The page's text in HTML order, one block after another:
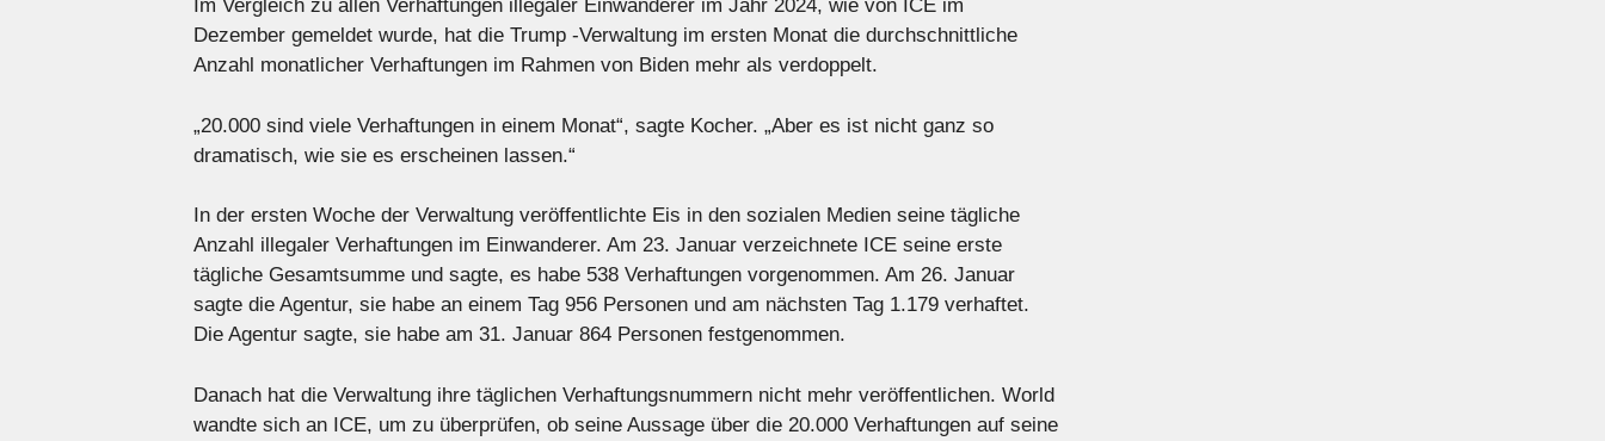
Im Vergleich zu allen Verhaftungen illegaler Einwanderer im Jahr 2024, wie von ICE im
Dezember gemeldet wurde, hat die Trump -Verwaltung im ersten Monat die durchschnittliche
Anzahl monatlicher Verhaftungen im Rahmen von Biden mehr als verdoppelt.
„20.000 sind viele Verhaftungen in einem Monat“, sagte Kocher. „Aber es ist nicht ganz so
dramatisch, wie sie es erscheinen lassen.“
In der ersten Woche der Verwaltung veröffentlichte Eis in den sozialen Medien seine tägliche
Anzahl illegaler Verhaftungen im Einwanderer. Am 23. Januar verzeichnete ICE seine erste
tägliche Gesamtsumme und sagte, es habe 538 Verhaftungen vorgenommen. Am 26. Januar
sagte die Agentur, sie habe an einem Tag 956 Personen und am nächsten Tag 1.179 verhaftet.
Die Agentur sagte, sie habe am 31. Januar 864 Personen festgenommen.
Danach hat die Verwaltung ihre täglichen Verhaftungsnummern nicht mehr veröffentlichen. World
wandte sich an ICE, um zu überprüfen, ob seine Aussage über die 20.000 Verhaftungen auf seine